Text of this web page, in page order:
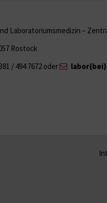
Laboratoriumsmedizin –
Rostock
/ 494 7672 oder